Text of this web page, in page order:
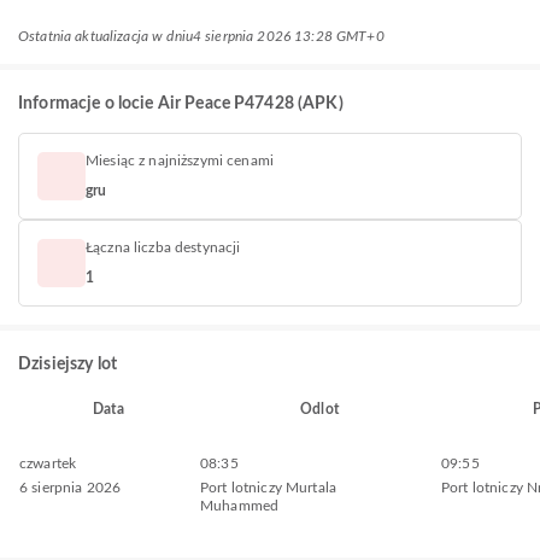
Ostatnia aktualizacja w dniu4 sierpnia 2026 13:28 GMT+0
Informacje o locie Air Peace P47428 (APK)
Miesiąc z najniższymi cenami
gru
Łączna liczba destynacji
1
Dzisiejszy lot
Data Odlot
czwartek
6 sierpnia 2026
08:35
Port lotniczy Murtala
Muhammed
09:55
Port lotniczy